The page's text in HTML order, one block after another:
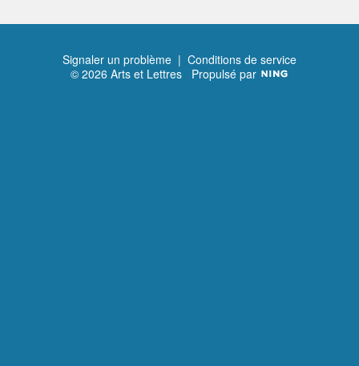
Signaler un problème | Conditions de service
© 2026 Arts et Lettres Propulsé par